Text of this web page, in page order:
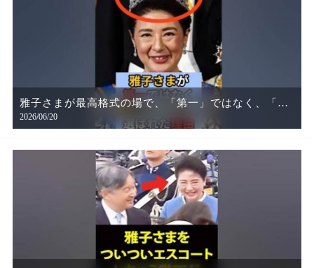
雅子さまが最高格式の場で、「第一」ではなく、「第
三」ティアラ」を選ばれた理由
2026/06/20